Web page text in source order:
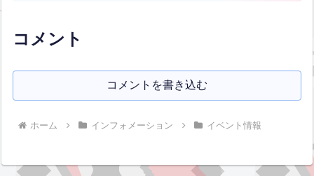
コメント
コメントを書き込む
ホーム インフォメーション イベント情報